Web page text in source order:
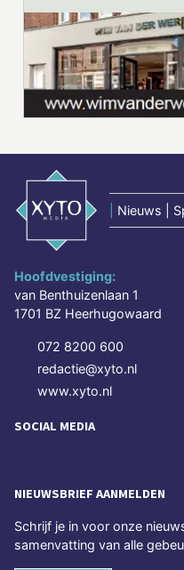
Nieuws |
Hoofdvestiging:
van Benthuizenlaan 1
1701 BZ Heerhugowaard
072 8200 600
redactie@xyto.nl
www.xyto.nl
SOCIAL MEDIA
NIEUWSBRIEF AANMELDEN
Schrijf je in voor onze
samenvatting van alle